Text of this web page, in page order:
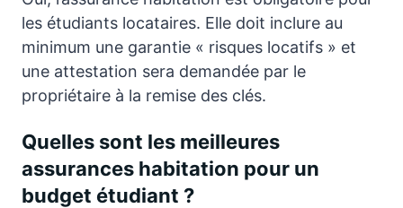
les étudiants locataires. Elle doit inclure au
minimum une garantie « risques locatifs » et
une attestation sera demandée par le
propriétaire à la remise des clés.
Quelles sont les meilleures
assurances habitation pour un
budget étudiant ?